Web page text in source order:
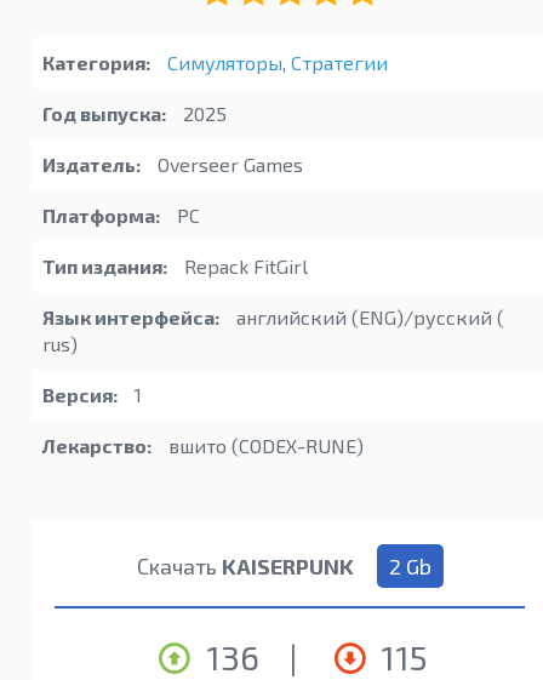
Категория: Симуляторы, Стратегии
Год выпуска: 2025
Издатель: Overseer Games
Платформа: PC
Тип издания: Repack FitGirl
Язык интерфейса:
английский (ENG)/русский (
rus)
Версия: 1
Лекарство: вшито (CODEX-RUNE)
Скачать KAISERPUNK 2 Gb
136 | 115